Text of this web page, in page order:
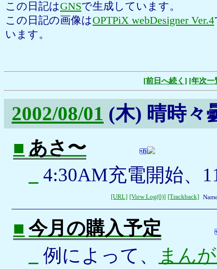
この日記はGNSで生成しています。
この日記の画像はOPTPiX webDesigner Ver.4
います。
[前日へ続く] [年次一
2002/08/01 (木) 晴時々
■ あさ〜
4:30AM充電開始、
[URL] [View Log(0)] [Trackback]
■ 今月の購入予定
例によって、
まん